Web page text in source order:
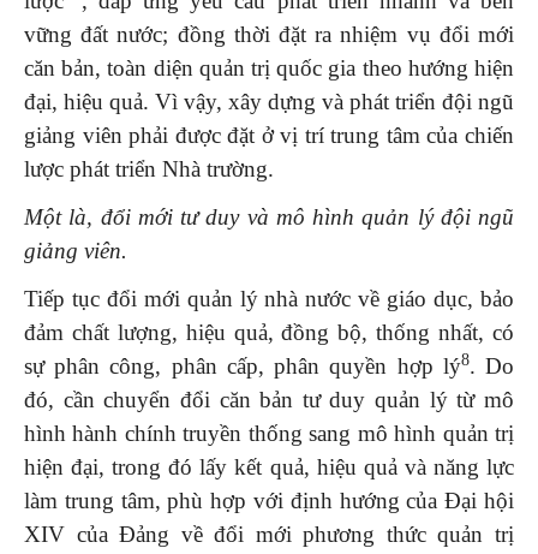
vững đất nước; đồng thời đặt ra nhiệm vụ đổi mới
căn bản, toàn diện quản trị quốc gia theo hướng hiện
đại, hiệu quả. Vì vậy, xây dựng và phát triển đội ngũ
giảng viên phải được đặt ở vị trí trung tâm của chiến
lược phát triển Nhà trường.
Một là, đổi mới tư duy và mô hình quản lý đội ngũ
giảng viên.
Tiếp tục đổi mới quản lý nhà nước về giáo dục, bảo
đảm chất lượng, hiệu quả, đồng bộ, thống nhất, có
sự phân công, phân cấp, phân quyền hợp lý8. Do
đó, cần chuyển đổi căn bản tư duy quản lý từ mô
hình hành chính truyền thống sang mô hình quản trị
hiện đại, trong đó lấy kết quả, hiệu quả và năng lực
làm trung tâm, phù hợp với định hướng của Đại hội
XIV của Đảng về đổi mới phương thức quản trị